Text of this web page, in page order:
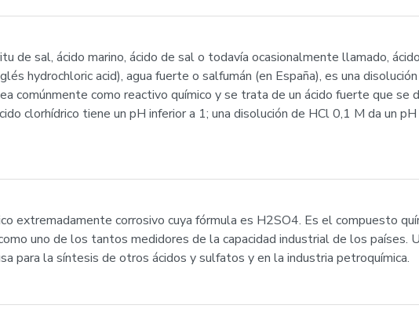
de sal, ácido marino, ácido de sal o todavía ocasionalmente llamado,
hydrochloric acid), agua fuerte o salfumán (en España), es una
comúnmente como reactivo químico y se trata de un ácido fuerte que
clorhídrico tiene un pH inferior a 1; una disolución de HCl 0,1 M da un
extremadamente corrosivo cuya fórmula es H2SO4. Es el compuesto
uno de los tantos medidores de la capacidad industrial de los países.
para la síntesis de otros ácidos y sulfatos y en la industria petroquímica.